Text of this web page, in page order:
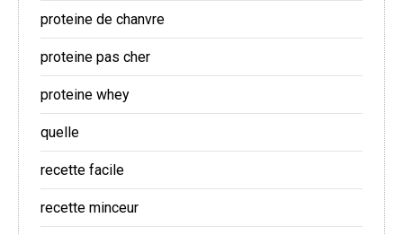
proteine de chanvre
proteine pas cher
proteine whey
quelle
recette facile
recette minceur